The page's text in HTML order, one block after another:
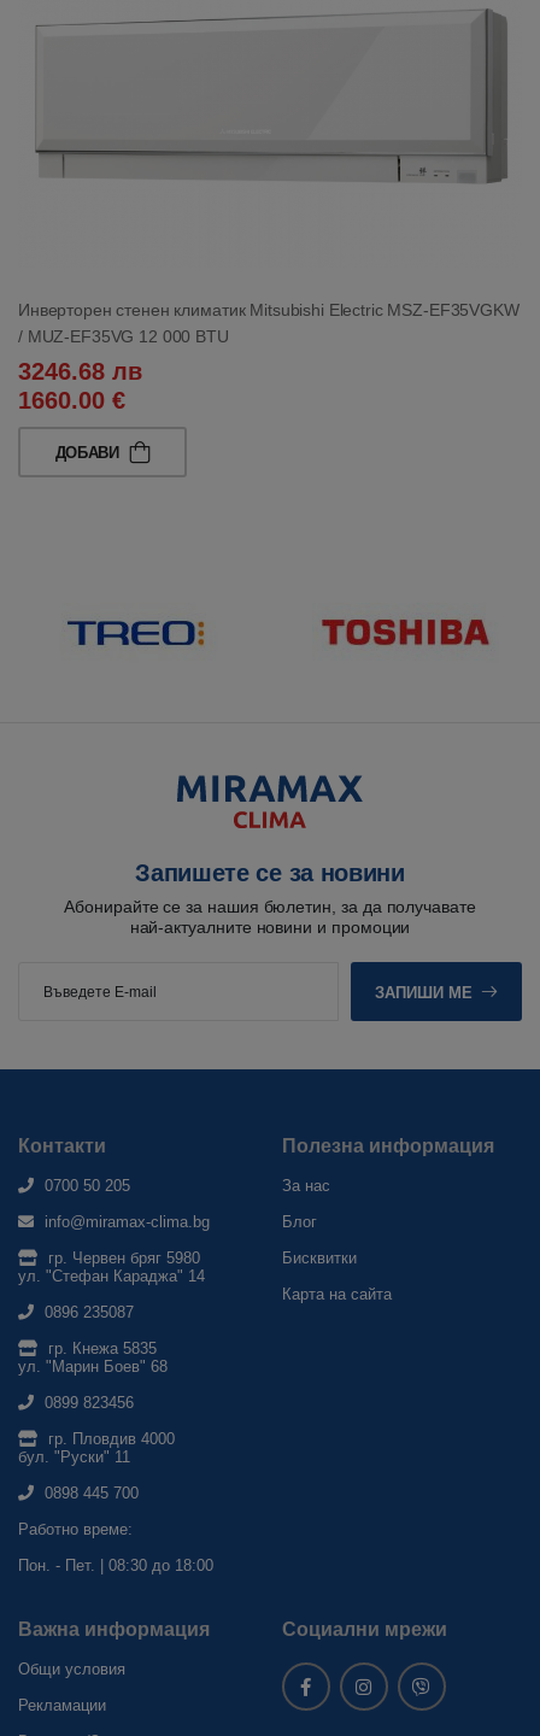
Инверторен стенен климатик Mitsubishi Electric MSZ-EF35VGKW
/ MUZ-EF35VG 12 000 BTU
3246.68 лв
1660.00 €
ДОБАВИ
Запишете се за новини
Абонирайте се за нашия бюлетин, за да получавате
най-актуалните новини и промоции
ЗАПИШИ МЕ
Контакти
0700 50 205
info@miramax-clima.bg
гр. Червен бряг 5980
ул. "Стефан Караджа" 14
0896 235087
гр. Кнежа 5835
ул. "Марин Боев" 68
0899 823456
гр. Пловдив 4000
бул. "Руски" 11
0898 445 700
Работно време:
Пон. - Пет. | 08:30 до 18:00
Полезна информация
За нас
Блог
Бисквитки
Карта на сайта
Важна информация
Общи условия
Рекламации
Социални мрежи